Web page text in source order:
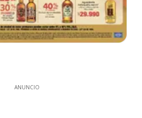
ANUNCIO